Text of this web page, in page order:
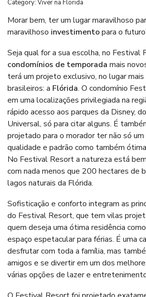
Category: Viver na Florida
Morar bem, ter um lugar maravilhoso
maravilhoso investimentopara o
Seja qual for a sua escolha, no Festival
condomínios de temporada mais
terá um projeto exclusivo, no lugar
brasileiros: a Flórida. O condomínio
em uma localizações privilegiada na
rápido acesso aos parques da Disney,
Universal, só para citar alguns. É
projetado para o morador ter não só
qualidade e padrão como também
No Festival Resort a natureza está
com nada menos que 200 hectares de
lagos naturais da Flórida.
Sofisticação e conforto integram as
do Festival Resort, que tem vilas
quem deseja uma ótima residência
espaço espetacular para férias. É uma
desfrutar com toda a família, mas
amigos e se divertir em um dos
várias opções de lazer e